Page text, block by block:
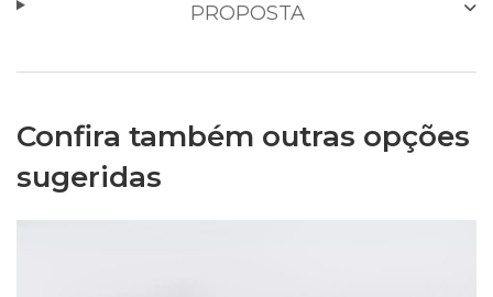
PROPOSTA
Confira também outras opções
sugeridas